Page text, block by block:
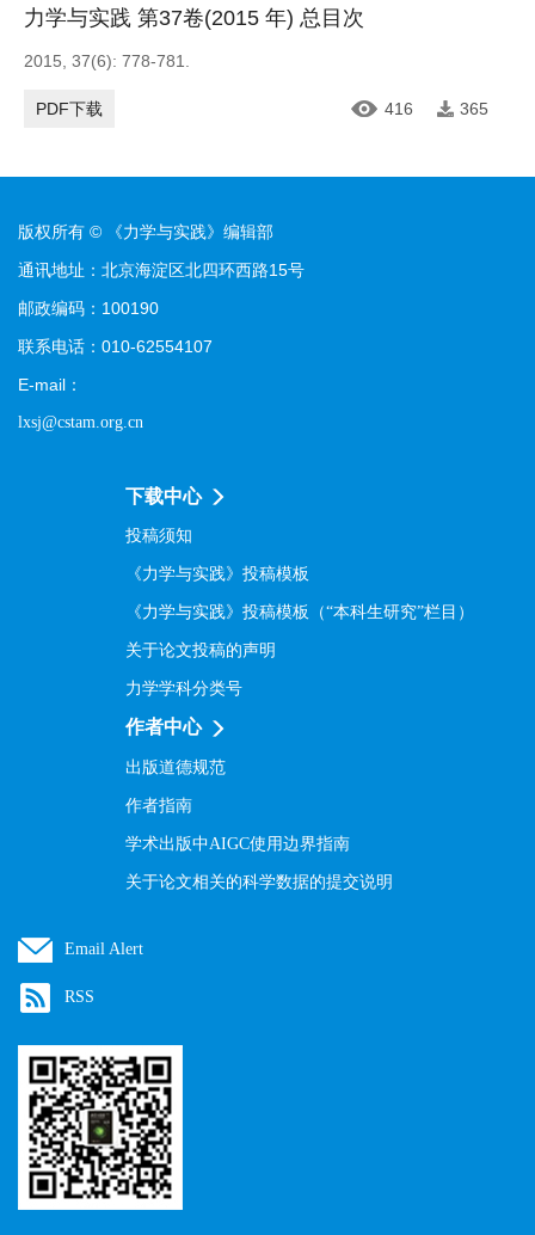
力学与实践 第37卷(2015 年) 总目次
2015, 37(6): 778-781.
PDF下载 416 365
版权所有 © 《力学与实践》编辑部
通讯地址：北京海淀区北四环西路15号
邮政编码：100190
联系电话：010-62554107
E-mail：
lxsj@cstam.org.cn
下载中心
投稿须知
《力学与实践》投稿模板
《力学与实践》投稿模板（“本科生研究”栏目）
关于论文投稿的声明
力学学科分类号
作者中心
出版道德规范
作者指南
学术出版中AIGC使用边界指南
关于论文相关的科学数据的提交说明
Email Alert
RSS